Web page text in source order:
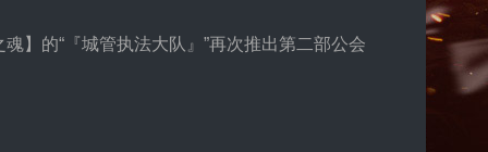
的“『城管执法大队』”再次推出第二部公会